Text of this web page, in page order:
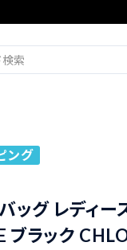
ング
ッグ レディ
ブラック